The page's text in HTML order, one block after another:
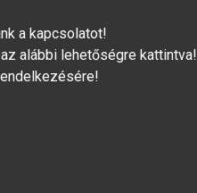
a kapcsolatot!
alábbi lehetőségre kattintva!